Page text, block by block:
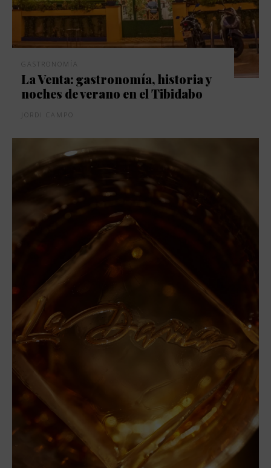
GASTRONOMÍA
La Venta: gastronomía, historia y
noches de verano en el Tibidabo
JORDI CAMPO